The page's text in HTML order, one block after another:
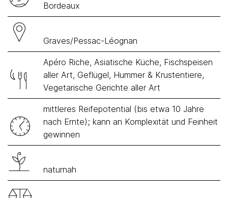
Bordeaux
Graves/Pessac-Léognan
Apéro Riche, Asiatische Küche, Fischspeisen
aller Art, Geflügel, Hummer & Krustentiere,
Vegetarische Gerichte aller Art
mittleres Reifepotential (bis etwa 10 Jahre
nach Ernte); kann an Komplexität und Feinheit
gewinnen
naturnah